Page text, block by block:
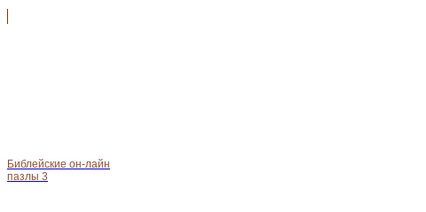
Библейские он-лайн
пазлы 3